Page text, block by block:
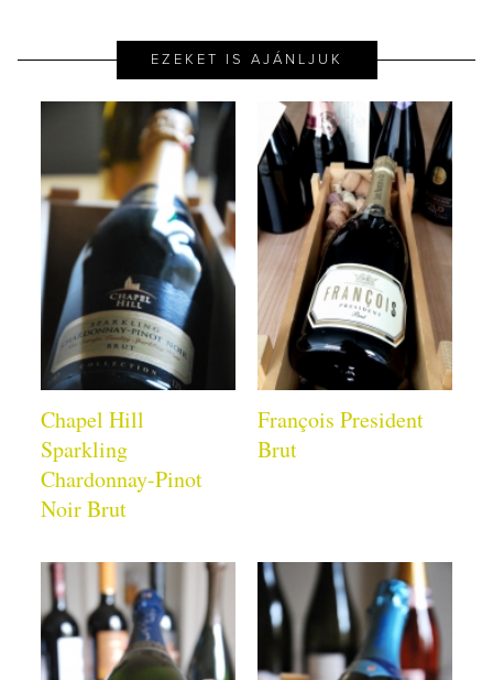
EZEKET IS AJÁNLJUK
Chapel Hill
Sparkling
Chardonnay-Pinot
Noir Brut
François President
Brut